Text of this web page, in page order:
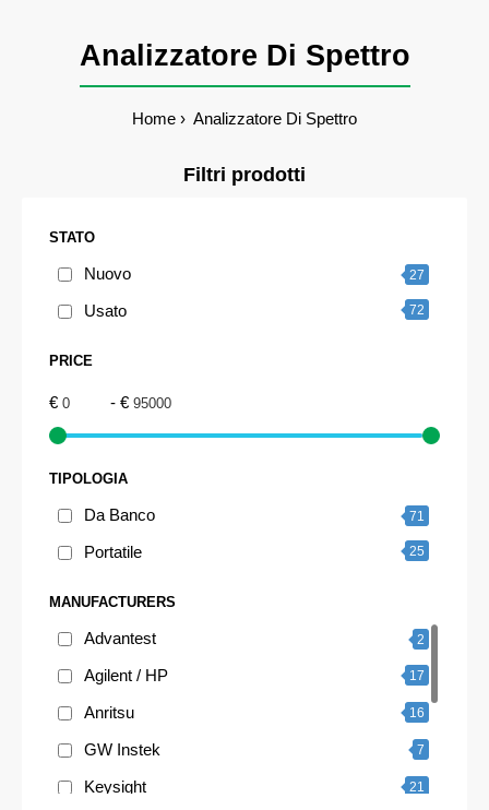
Analizzatore Di Spettro
Home Analizzatore Di Spettro
Filtri prodotti
STATO
Nuovo 27
Usato 72
PRICE
€ - €
TIPOLOGIA
Da Banco 71
Portatile 25
MANUFACTURERS
Advantest 2
Agilent / HP 17
Anritsu 16
GW Instek 7
Keysight 21